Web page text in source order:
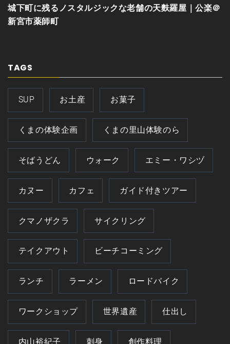
城下町に残るノスタルジックな老舗の天麩羅屋｜公楽＠
新宮市薬師町
TAGS
SUP お土産 お菓子
くまの体験企画 くまの里山体験のら
そばうどん ウォーク エミー・ワシヅ
カヌー カフェ ガイド付きツアー
クマノザクラ サイクリング
テイクアウト ビーチコーミング
ランチ ラーメン ロードバイク
ワークショップ 世界遺産 仕出し
内山裕紀子 刺身 創作料理